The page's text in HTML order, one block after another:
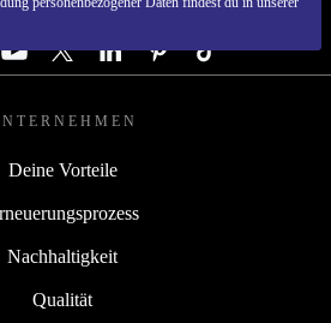
FOLGE UNS
Deine Vorteile
Nachhaltigkeit
Qualität